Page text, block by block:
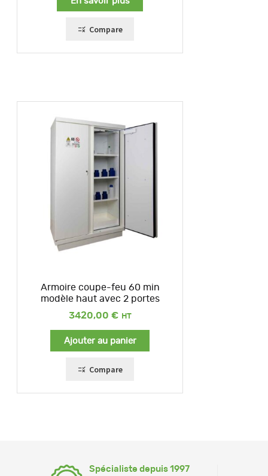
Compare
Armoire coupe-feu 60 min
modèle haut avec 2 portes
3420,00 €
Ajouter au panier
Compare
Spécialiste depuis 1997